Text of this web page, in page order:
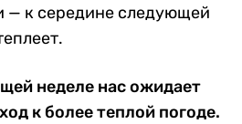
— к середине следующей
неделе нас ожидает
к более теплой погоде.